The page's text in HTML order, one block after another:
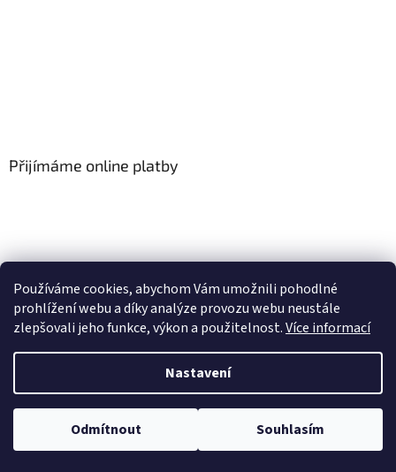
Používáme cookies, abychom Vám umožnili pohodlné
prohlížení webu a díky analýze provozu webu neustále
zlepšovali jeho funkce, výkon a použitelnost.Více informací
Nastavení
Odmítnout Souhlasím
Přijímáme online platby
Vytvořil Shoptet